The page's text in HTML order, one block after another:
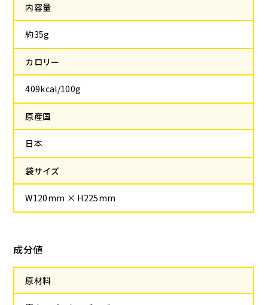
内容量
約35g
カロリー
409kcal/100g
原産国
日本
袋サイズ
W120mm × H225mm
成分値
原材料